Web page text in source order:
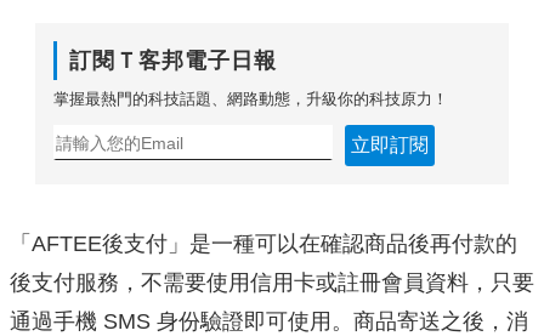
訂閱Ｔ客邦電子日報
掌握最熱門的科技話題、網路動態，升級你的科技原力！
立即訂閱
「AFTEE後支付」是一種可以在確認商品後再付款的
後支付服務，不需要使用信用卡或註冊會員資料，只要
通過手機 SMS 身份驗證即可使用。商品寄送之後，消